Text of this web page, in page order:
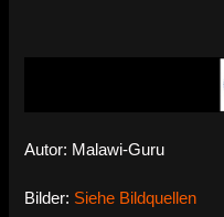
Autor: Malawi-Guru
Bilder: Siehe Bildquellen